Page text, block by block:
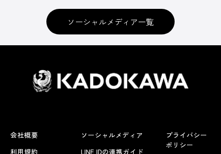
ソーシャルメディア一覧
会社概要
利用規約
ソーシャルメディア
LINE IDの連携ガイド
プライバシー
ポリシー